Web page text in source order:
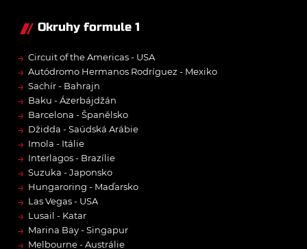
Okruhy formule 1
→ Circuit of the Americas - USA
→ Autódromo Hermanos Rodríguez - Mexiko
→ Sachír - Bahrajn
→ Baku - Ázerbájdžán
→ Barcelona - Španělsko
→ Džidda - Saúdská Arábie
→ Imola - Itálie
→ Interlagos - Brazílie
→ Suzuka - Japonsko
→ Hungaroring - Maďarsko
→ Las Vegas - USA
→ Lusail - Katar
→ Marina Bay - Singapur
→ Melbourne - Austrálie